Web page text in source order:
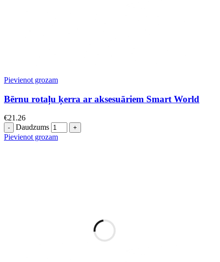
Pievienot grozam
Bērnu rotaļu ķerra ar aksesuāriem Smart World
€21.26
Daudzums
Pievienot grozam